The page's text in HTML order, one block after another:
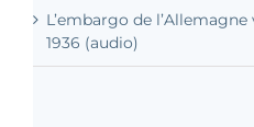
L’embargo de l’Allemagne
1936 (audio)